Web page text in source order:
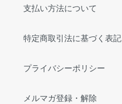
支払い方法について
特定商取引法に基づく表記
プライバシーポリシー
メルマガ登録・解除